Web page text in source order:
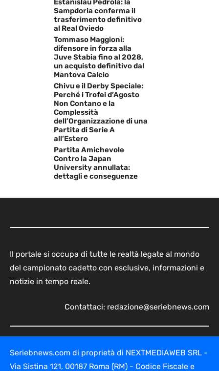
Estanislau Pedrola: la
Sampdoria conferma il
trasferimento definitivo
al Real Oviedo
Tommaso Maggioni:
difensore in forza alla
Juve Stabia fino al 2028,
un acquisto definitivo dal
Mantova Calcio
Chivu e il Derby Speciale:
Perché i Trofei d’Agosto
Non Contano e la
Complessità
dell’Organizzazione di una
Partita di Serie A
all’Estero
Partita Amichevole
Contro la Japan
University annullata:
dettagli e conseguenze
Il portale si occupa di tutte le realtà legate al mondo
del campionato cadetto con esclusive, informazioni e
notizie in tempo reale.
Contattaci: redazione@seriebnews.com
Seriebnews.com di proprietà di NEXTMEDIAWEB SRL -
Via Sistina 121, 00187 Roma (RM) - Codice Fiscale e